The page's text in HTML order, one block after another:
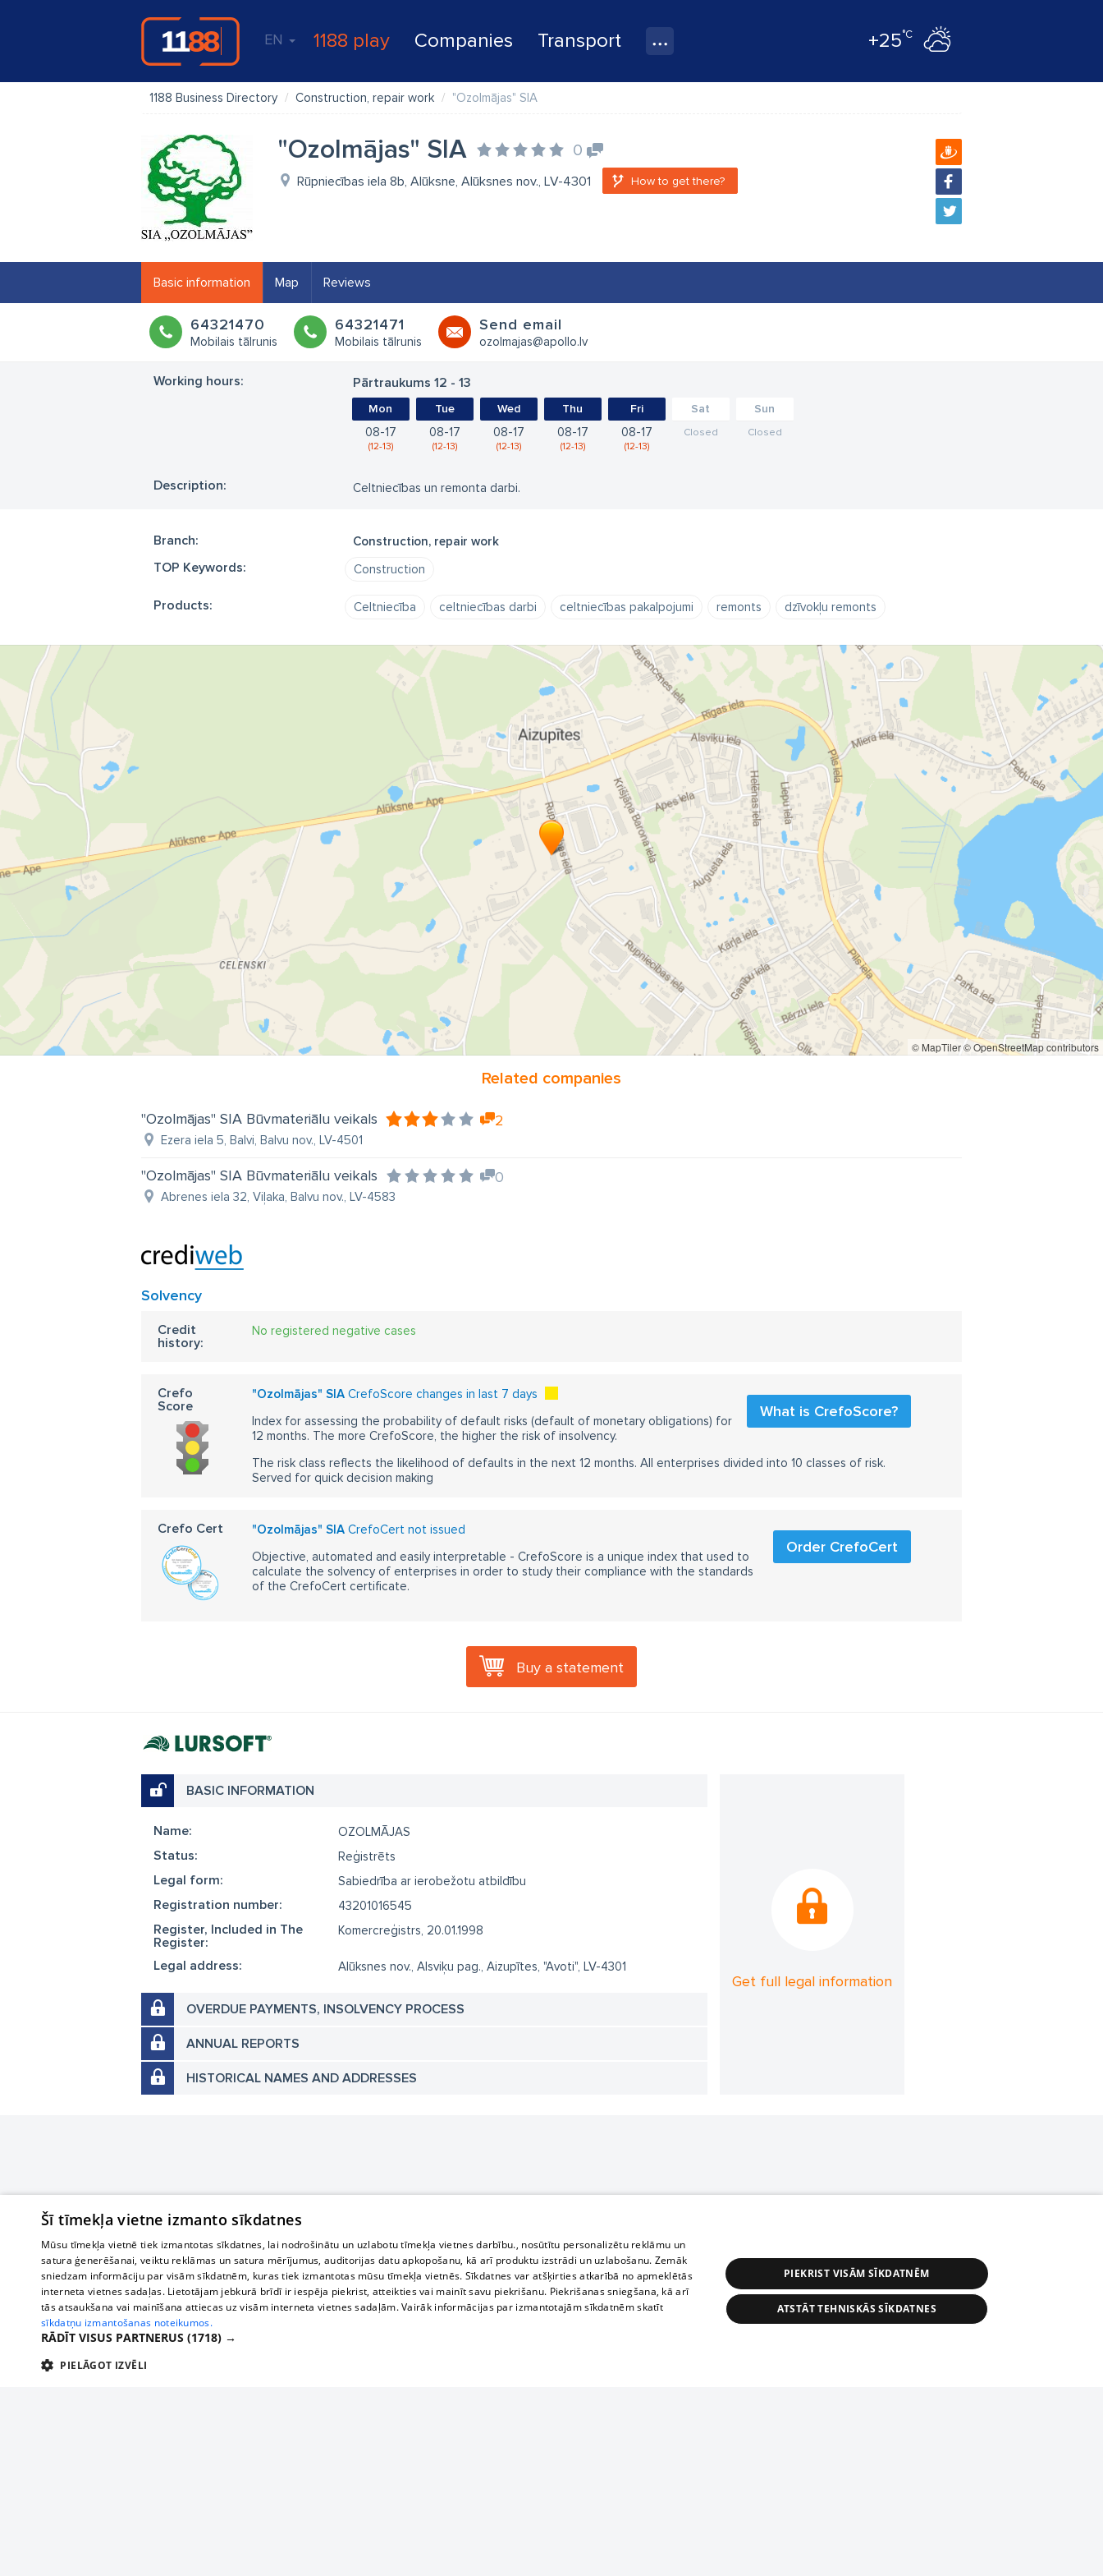
EN 1188 play Companies Transport +25°C
1188 Business Directory Construction, repair work "Ozolmājas" SIA
"Ozolmājas" SIA 0
Rūpniecības iela 8b, Alūksne, Alūksnes nov., LV-4301 How to get there?
Basic information Map Reviews
64321470
Mobilais tālrunis
64321471
Mobilais tālrunis
Send email
ozolmajas@apollo.lv
Working hours: Pārtraukums 12 - 13
Mon
08 17
12 13
Tue
08 17
12 13
Wed
08 17
12 13
Thu
08 17
12 13
Fri
08 17
12 13
Sat
Closed
Sun
Closed
Description: Celtniecības un remonta darbi.
Branch: Construction, repair work
TOP Keywords: Construction
Products: Celtniecība celtniecības darbi celtniecības pakalpojumi remonts dzīvokļu remonts
© MapTiler© OpenStreetMap contributors
Related companies
"Ozolmājas" SIA Būvmateriālu veikals 2
Ezera iela 5, Balvi, Balvu nov., LV-4501
"Ozolmājas" SIA Būvmateriālu veikals 0
Abrenes iela 32, Viļaka, Balvu nov., LV-4583
Solvency
Credit
history:
No registered negative cases
Crefo
Score
"Ozolmājas" SIA CrefoScore changes in last 7 days
What is CrefoScore?
Index for assessing the probability of default risks (default of monetary obligations) for
12 months. The more CrefoScore, the higher the risk of insolvency.
The risk class reflects the likelihood of defaults in the next 12 months. All enterprises divided into 10 classes of risk.
Served for quick decision making
Crefo Cert "Ozolmājas" SIA CrefoCert not issued
Order CrefoCert
Objective, automated and easily interpretable - CrefoScore is a unique index that used to
calculate the solvency of enterprises in order to study their compliance with the standards
of the CrefoCert certificate.
Buy a statement
BASIC INFORMATION
Name: OZOLMĀJAS
Status: Reģistrēts
Legal form: Sabiedrība ar ierobežotu atbildību
Registration number: 43201016545
Register, Included in The
Register:
Komercreģistrs, 20.01.1998
Legal address: Alūksnes nov., Alsviķu pag., Aizupītes, "Avoti", LV-4301
OVERDUE PAYMENTS, INSOLVENCY PROCESS
ANNUAL REPORTS
HISTORICAL NAMES AND ADDRESSES
Get full legal information
Šī tīmekļa vietne izmanto sīkdatnes
Mūsu tīmekļa vietnē tiek izmantotas sīkdatnes, lai nodrošinātu un uzlabotu tīmekļa vietnes darbību., nosūtītu personalizētu reklāmu un
satura ģenerēšanai, veiktu reklāmas un satura mērījumus, auditorijas datu apkopošanu, kā arī produktu izstrādi un uzlabošanu. Zemāk
sniedzam informāciju par visām sīkdatnēm, kuras tiek izmantotas mūsu tīmekļa vietnēs. Sīkdatnes var atšķirties atkarībā no apmeklētās
interneta vietnes sadaļas. Lietotājam jebkurā brīdī ir iespēja piekrist, atteikties vai mainīt savu piekrišanu. Piekrišanas sniegšana, kā arī
tās atsaukšana vai mainīšana attiecas uz visām interneta vietnes sadaļām. Vairāk informācijas par izmantotajām sīkdatnēm skatīt
sīkdatņu izmantošanas noteikumos.
RĀDĪT VISUS PARTNERUS (1718) →
PIELĀGOT IZVĒLI
PIEKRIST VISĀM SĪKDATNĒM
ATSTĀT TEHNISKĀS SĪKDATNES